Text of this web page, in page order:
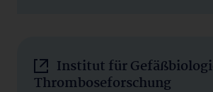
Institut für
Thromboseforschung